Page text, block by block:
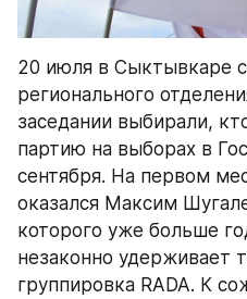
20 июля в Сыктывкаре
регионального
заседании выбирали,
партию на выборах в
сентября. На первом
оказался Максим
которого уже больше
незаконно удерживает
группировка RADA. К